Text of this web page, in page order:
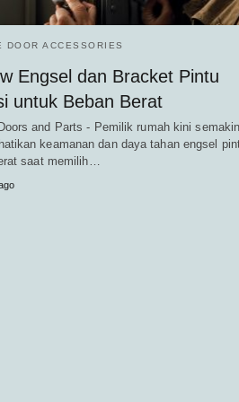
DOOR ACCESSORIES
Engsel dan Bracket Pintu
untuk Beban Berat
and Parts - Pemilik rumah kini
keamanan dan daya tahan engsel
saat memilih…